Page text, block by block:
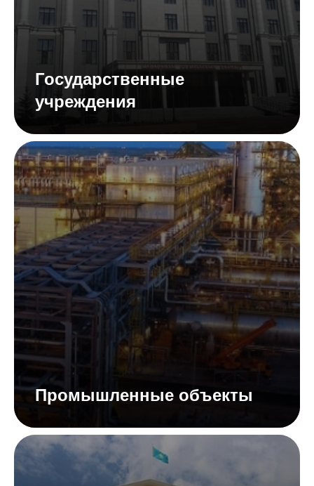
Государственные
учреждения
Промышленные объекты